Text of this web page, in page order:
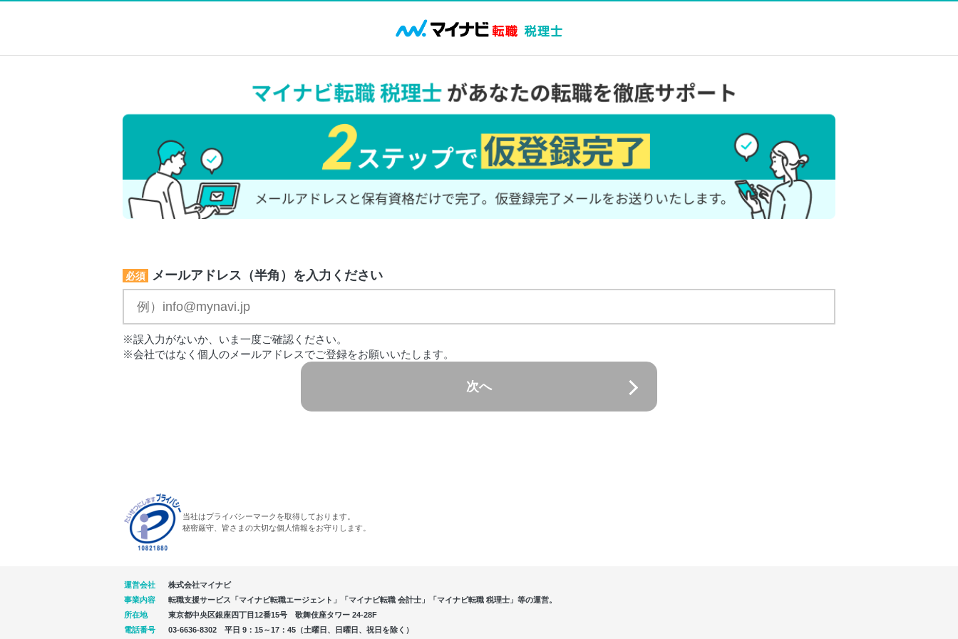
必須 メールアドレス（半角）を入力ください
※誤入力がないか、いま一度ご確認ください。
※会社ではなく個人のメールアドレスでご登録をお願いいたします。
次へ
当社はプライバシーマークを取得しております。
秘密厳守、皆さまの大切な個人情報をお守りします。
運営会社
株式会社マイナビ
事業内容
転職支援サービス「マイナビ転職エージェント」「マイナビ転職 会計士」「マイナビ転職 税理士」等の運営。
所在地
東京都中央区銀座四丁目12番15号 歌舞伎座タワー 24-28F
電話番号
03-6636-8302 平日 9：15～17：45（土曜日、日曜日、祝日を除く）